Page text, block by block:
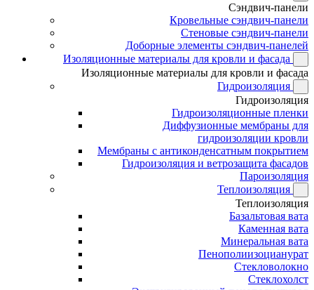
Сэндвич-панели
Кровельные сэндвич-панели
Стеновые сэндвич-панели
Доборные элементы сэндвич-панелей
Изоляционные материалы для кровли и фасада
Изоляционные материалы для кровли и фасада
Гидроизоляция
Гидроизоляция
Гидроизоляционные пленки
Диффузионные мембраны для
гидроизоляции кровли
Мембраны с антиконденсатным покрытием
Гидроизоляция и ветрозащита фасадов
Пароизоляция
Теплоизоляция
Теплоизоляция
Базальтовая вата
Каменная вата
Минеральная вата
Пенополиизоцианурат
Стекловолокно
Стеклохолст